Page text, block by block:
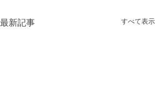
最新記事 すべて表示